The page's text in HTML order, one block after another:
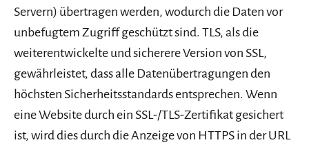
Servern) übertragen werden, wodurch die Daten vor
unbefugtem Zugriff geschützt sind. TLS, als die
weiterentwickelte und sicherere Version von SSL,
gewährleistet, dass alle Datenübertragungen den
höchsten Sicherheitsstandards entsprechen. Wenn
eine Website durch ein SSL-/TLS-Zertifikat gesichert
ist, wird dies durch die Anzeige von HTTPS in der URL